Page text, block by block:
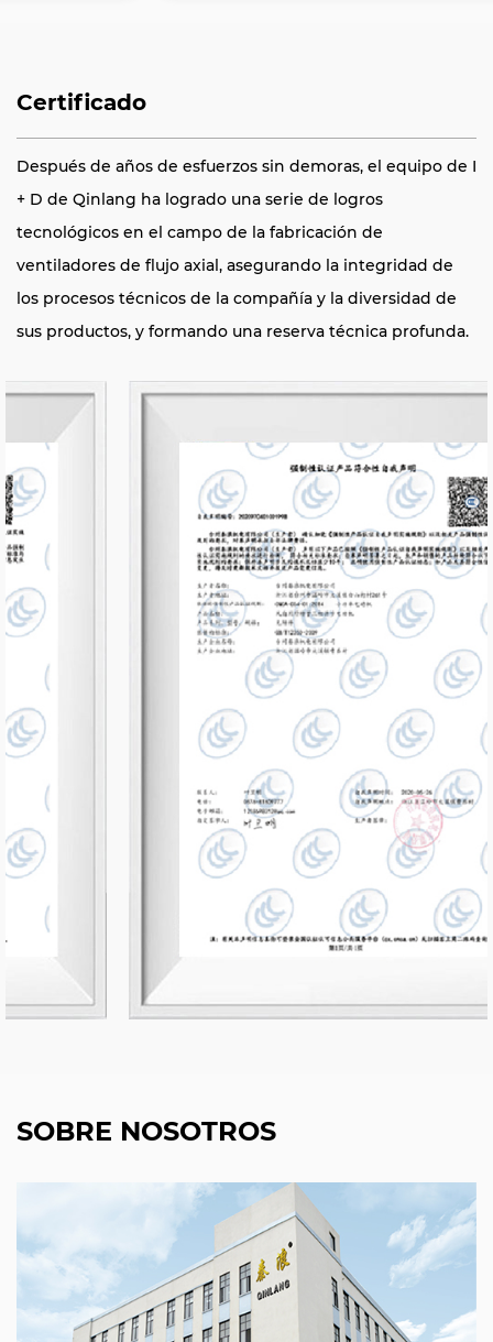
Certificado
Después de años de esfuerzos sin demoras, el equipo de I
+ D de Qinlang ha logrado una serie de logros
tecnológicos en el campo de la fabricación de
ventiladores de flujo axial, asegurando la integridad de
los procesos técnicos de la compañía y la diversidad de
sus productos, y formando una reserva técnica profunda.
SOBRE NOSOTROS